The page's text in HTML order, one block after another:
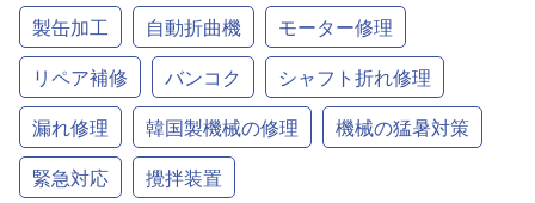
製缶加工
自動折曲機
モーター修理
リペア補修
バンコク
シャフト折れ修理
漏れ修理
韓国製機械の修理
機械の猛暑対策
緊急対応
攪拌装置